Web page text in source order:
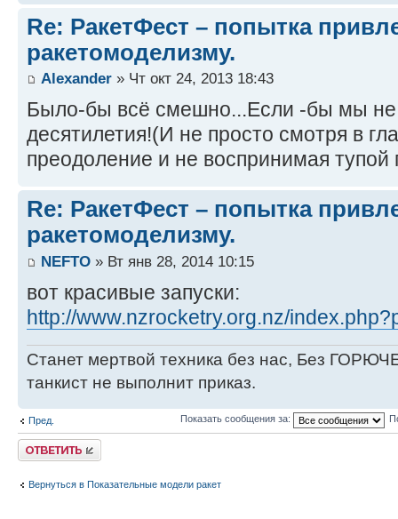
Re: РакетФест – попытка
ракетомоделизму.
Alexander » Чт окт 24, 2013 18:43
Было-бы всё смешно...Если -бы мы не
десятилетия!(И не просто смотря в
преодоление и не воспринимая тупой
Re: РакетФест – попытка
ракетомоделизму.
NEFTO » Вт янв 28, 2014 10:15
вот красивые запуски:
http://www.nzrocketry.org.nz/
Станет мертвой техника без нас, Без
танкист не выполнит приказ.
Пред. Показать сообщения за:
Ответить
Вернуться в Показательные модели ракет